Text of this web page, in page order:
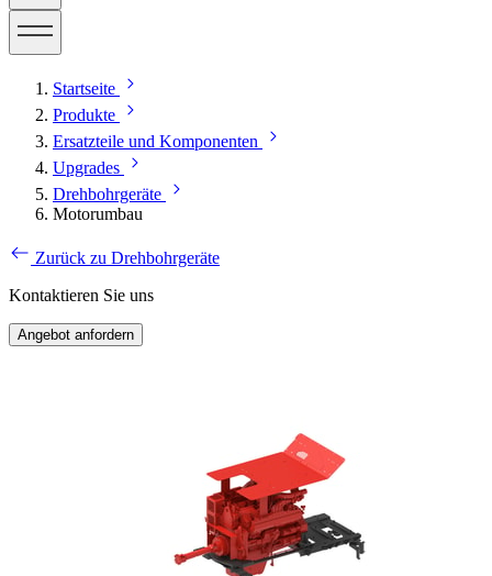
Startseite
Produkte
Ersatzteile und Komponenten
Upgrades
Drehbohrgeräte
Motorumbau
Zurück zu Drehbohrgeräte
Kontaktieren Sie uns
Angebot anfordern